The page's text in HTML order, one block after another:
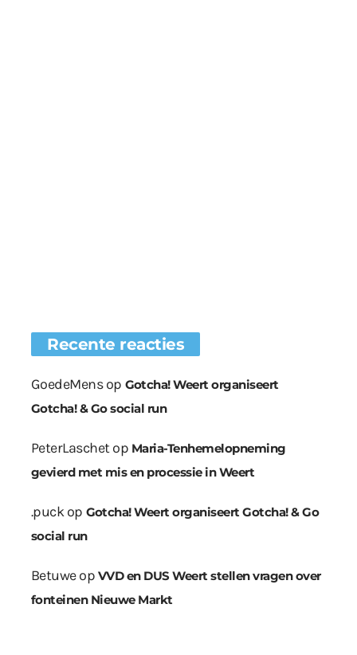
Recente reacties
GoedeMensop Gotcha! Weert organiseert
Gotcha! & Go social run
PeterLaschetop Maria-Tenhemelopneming
gevierd met mis en processie in Weert
.puckop Gotcha! Weert organiseert Gotcha! & Go
social run
Betuweop VVD en DUS Weert stellen vragen over
fonteinen Nieuwe Markt